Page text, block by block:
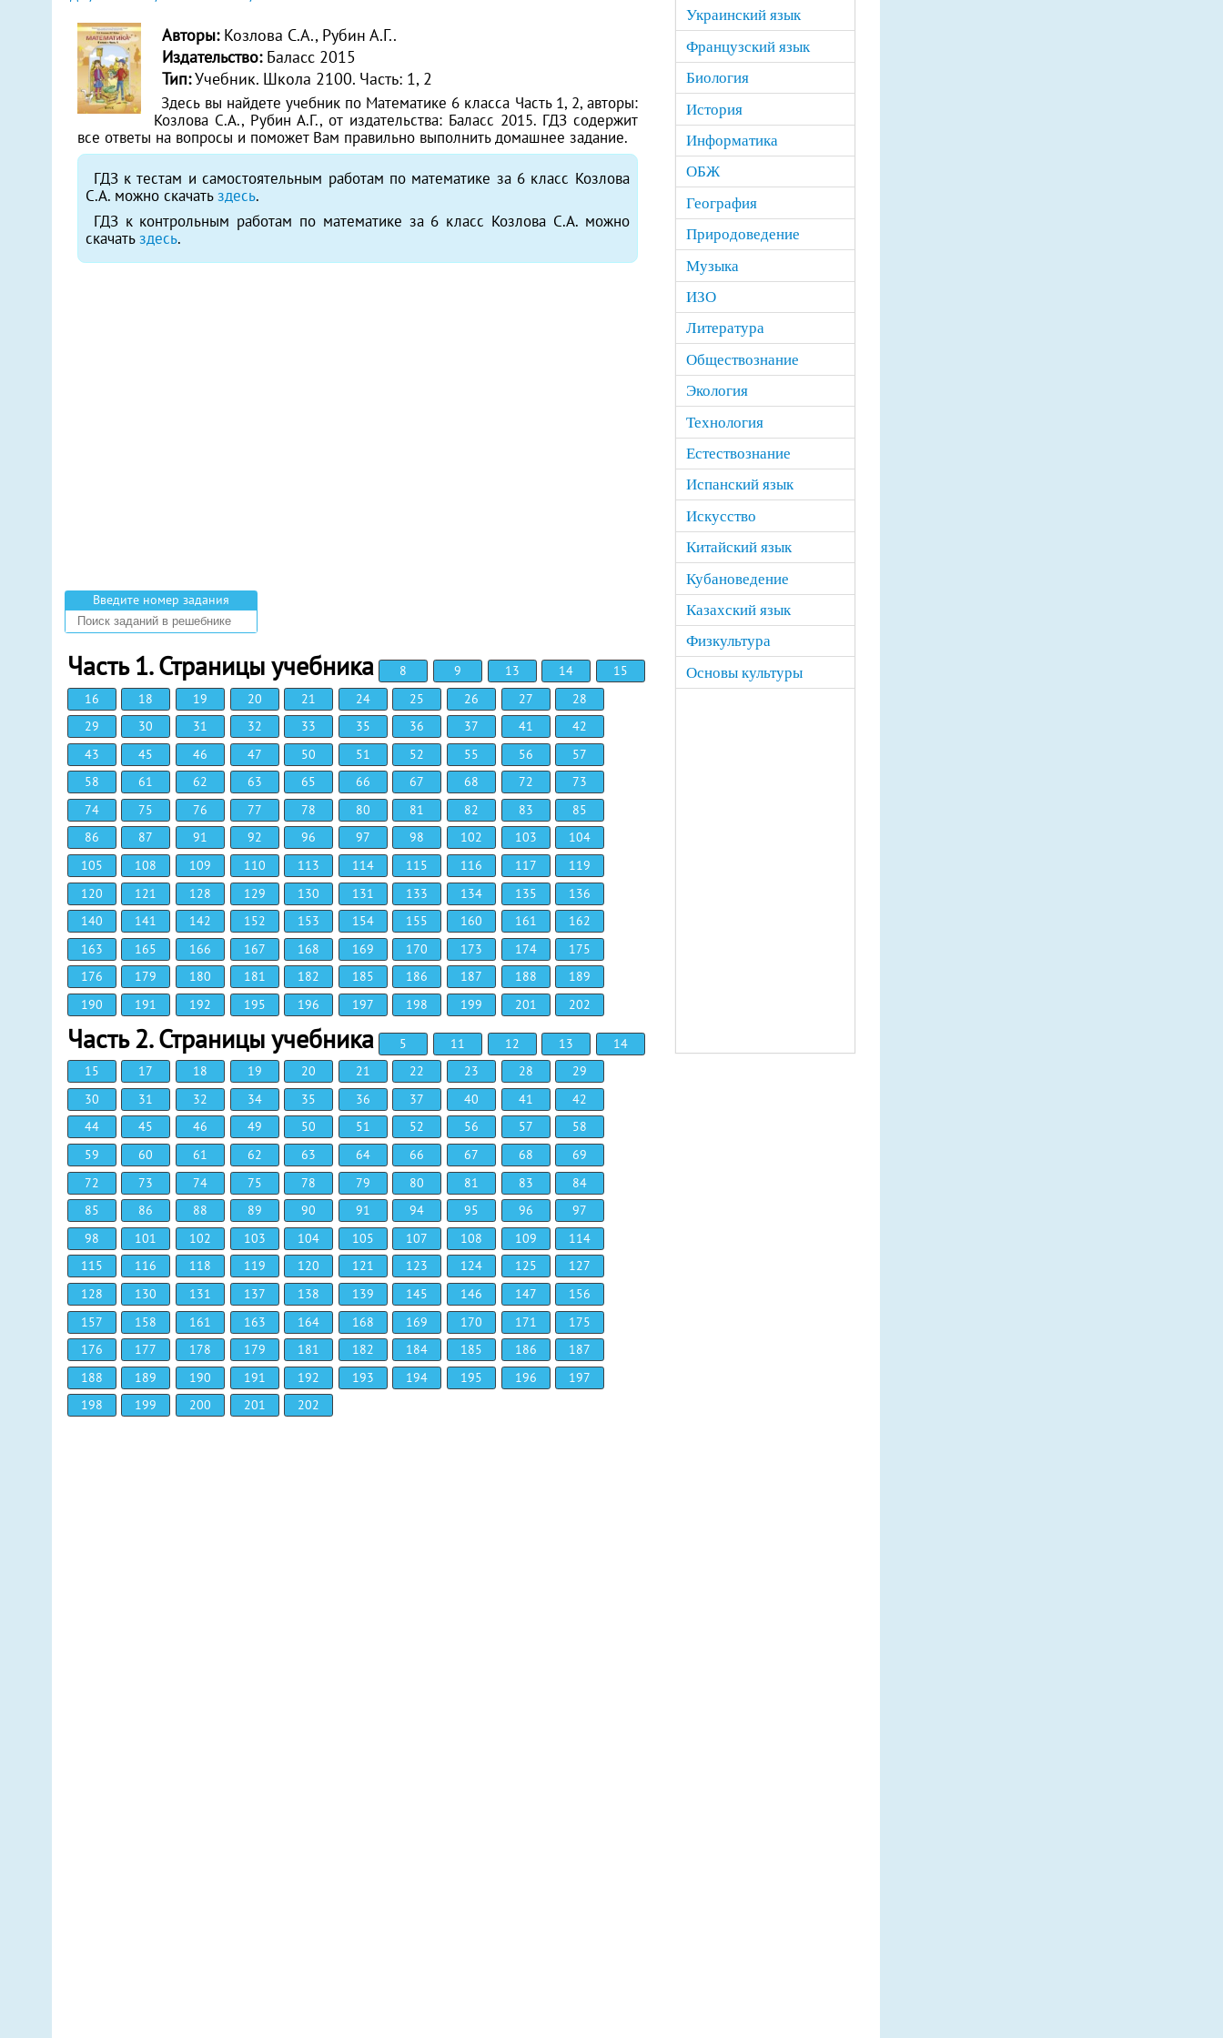
Авторы: Козлова С.А., Рубин А.Г..
Издательство: Баласс 2015
Тип:Учебник. Школа 2100. Часть: 1, 2
Здесь вы найдете учебник по Математике 6 класса Часть 1, 2, авторы:
Козлова С.А., Рубин А.Г., от издательства: Баласс 2015. ГДЗ содержит
все ответы на вопросы и поможет Вам правильно выполнить домашнее задание.
ГДЗ к тестам и самостоятельным работам по математике за 6 класс Козлова
С.А. можно скачатьздесь.
ГДЗ к контрольным работам по математике за 6 класс Козлова С.А. можно
скачатьздесь.
Введите номер задания
Часть 1. Страницы учебника 8 9 13 14
15
16
18 19 20 21 24 25 26 27
28
29
30 31 32 33 35 36 37 41
42
43
45 46 47 50 51 52 55 56
57
58
61 62 63 65 66 67 68 72
73
74
75 76 77 78 80 81 82 83
85
86
87 91 92 96 97 98 102 103
104
105
108 109 110 113 114 115 116 117
119
120
121 128 129 130 131 133 134 135
136
140
141 142 152 153 154 155 160 161
162
163
165 166 167 168 169 170 173 174
175
176
179 180 181 182 185 186 187 188
189
190
191 192 195 196 197 198 199 201 202
Часть 2. Страницы учебника 5 11 12 13
14
15
17 18 19 20 21 22 23 28
29
30
31 32 34 35 36 37 40 41
42
44
45 46 49 50 51 52 56 57
58
59
60 61 62 63 64 66 67 68
69
72
73 74 75 78 79 80 81 83
84
85
86 88 89 90 91 94 95 96
97
98
101 102 103 104 105 107 108 109
114
115
116 118 119 120 121 123 124 125
127
128
130 131 137 138 139 145 146 147
156
157
158 161 163 164 168 169 170 171
175
176
177 178 179 181 182 184 185 186
187
188
189 190 191 192 193 194 195 196
197
198
199 200 201 202
Украинский язык
Французский язык
Биология
История
Информатика
ОБЖ
География
Природоведение
Музыка
ИЗО
Литература
Обществознание
Экология
Технология
Естествознание
Испанский язык
Искусство
Китайский язык
Кубановедение
Казахский язык
Физкультура
Основы культуры